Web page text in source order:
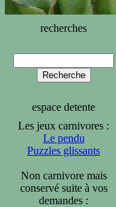
recherches
espace detente
Les jeux carnivores :
Le pendu
Puzzles glissants
Non carnivore mais
conservé suite à vos
demandes :